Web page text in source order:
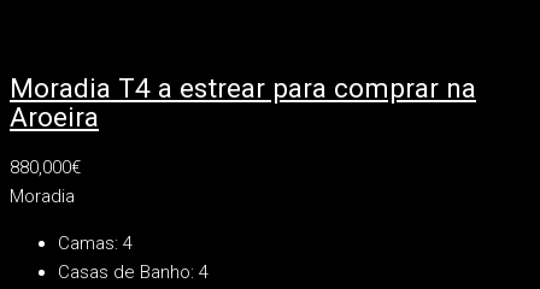
Moradia T4 a estrear para comprar na
Aroeira
880,000€
Moradia
Camas: 4
Casas de Banho: 4